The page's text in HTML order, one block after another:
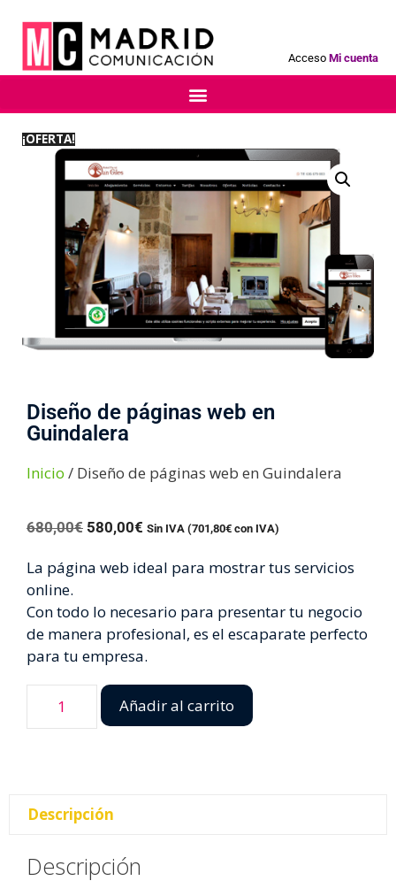
Acceso Mi cuenta
¡OFERTA!
Diseño de páginas web en
Guindalera
Inicio / Diseño de páginas web en Guindalera
680,00€ 580,00€ Sin IVA (701,80€ con IVA)
La página web ideal para mostrar tus servicios
online.
Con todo lo necesario para presentar tu negocio
de manera profesional, es el escaparate perfecto
para tu empresa.
Añadir al carrito
Descripción
Descripción